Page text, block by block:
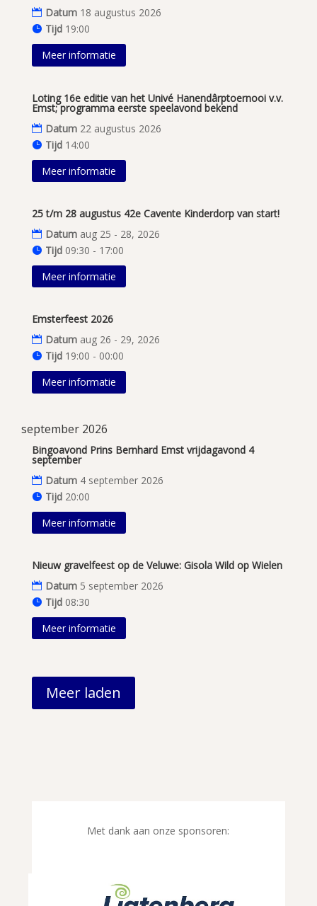
Datum 18 augustus 2026
Tijd 19:00
Meer informatie
Loting 16e editie van het Univé Hanendârptoernooi v.v.
Emst; programma eerste speelavond bekend
Datum 22 augustus 2026
Tijd 14:00
Meer informatie
25 t/m 28 augustus 42e Cavente Kinderdorp van start!
Datum aug 25 - 28, 2026
Tijd 09:30 - 17:00
Meer informatie
Emsterfeest 2026
Datum aug 26 - 29, 2026
Tijd 19:00 - 00:00
Meer informatie
september 2026
Bingoavond Prins Bernhard Emst vrijdagavond 4
september
Datum 4 september 2026
Tijd 20:00
Meer informatie
Nieuw gravelfeest op de Veluwe: Gisola Wild op Wielen
Datum 5 september 2026
Tijd 08:30
Meer informatie
Meer laden
Met dank aan onze sponsoren: